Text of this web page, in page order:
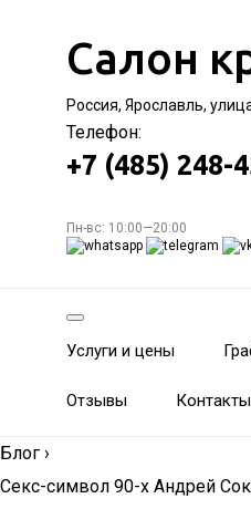
Салон
Россия, Ярославль,
Телефон:
+7 (485) 248-
Пн-вс: 10:00—20:00
Услуги и цены
Отзывы Контакты
Блог ›
Секс-символ 90-х Андрей